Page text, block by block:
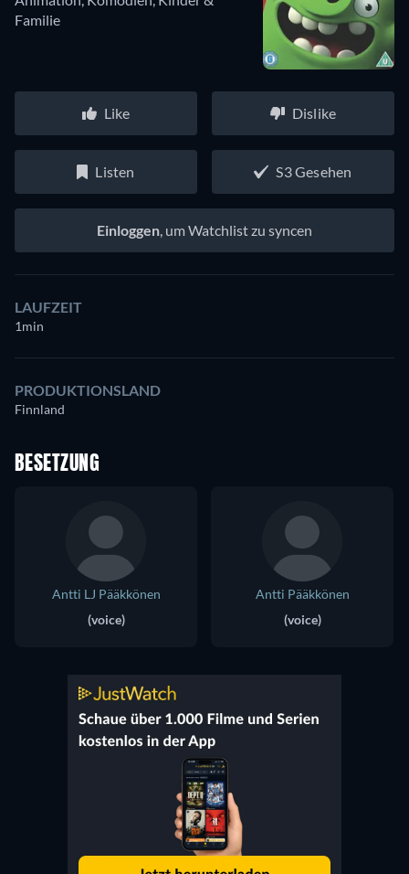
Familie
Like Dislike
Listen S3 Gesehen
Einloggen, um Watchlist zu syncen
LAUFZEIT
1min
PRODUKTIONSLAND
Finnland
BESETZUNG
Antti LJ Pääkkönen
(voice)
Antti Pääkkönen
(voice)